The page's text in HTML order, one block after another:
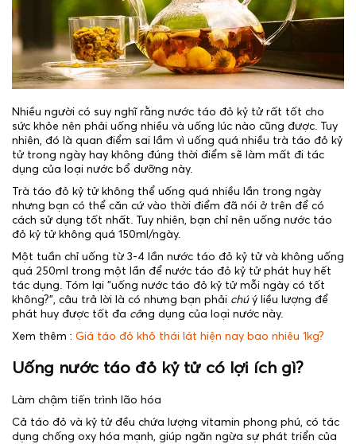
Nhiều người có suy nghĩ rằng nước táo đỏ kỷ tử rất tốt cho
sức khỏe nên phải uống nhiều và uống lúc nào cũng được. Tuy
nhiên, đó là quan điểm sai lầm vì uống quá nhiều trà táo đỏ kỷ
tử trong ngày hay không đúng thời điểm sẽ làm mất đi tác
dụng của loại nước bổ dưỡng này.
Trà táo đỏ kỷ tử không thể uống quá nhiều lần trong ngày
nhưng bạn có thể căn cứ vào thời điểm đã nói ở trên để có
cách sử dụng tốt nhất. Tuy nhiên, bạn chỉ nên uống nước táo
đỏ kỷ tử không quá 150ml/ngày.
Một tuần chỉ uống từ 3-4 lần nước táo đỏ kỷ tử và không uống
quá 250ml trong một lần để nước táo đỏ kỷ tử phát huy hết
tác dụng. Tóm lại "uống nước táo đỏ kỷ tử mỗi ngày có tốt
không?", câu trả lời là có nhưng bạn phải chú ý liều lượng để
phát huy được tốt đa công dụng của loại nước này.
Xem thêm : Giá táo đỏ khô thái lát hiện nay bao nhiêu 1kg?
Uống nước táo đỏ kỷ tử có lợi ích gì?
Làm chậm tiến trình lão hóa
Cả táo đỏ và kỷ tử đều chứa lượng vitamin phong phú, có tác
dụng chống oxy hóa mạnh, giúp ngăn ngừa sự phát triển của